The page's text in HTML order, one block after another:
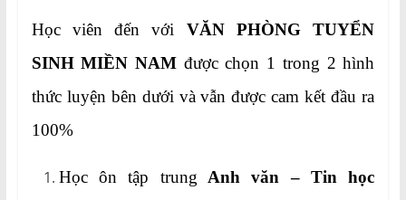
Học viên đến với VĂN PHÒNG TUYỂN
SINH MIỀN NAM được chọn 1 trong 2 hình
thức luyện bên dưới và vẫn được cam kết đầu ra
100%
Học ôn tập trung Anh văn – Tin học